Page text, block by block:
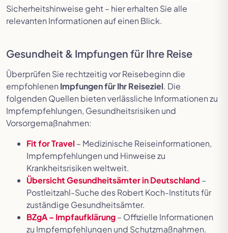
Sicherheitshinweise geht – hier erhalten Sie alle
relevanten Informationen auf einen Blick.
Gesundheit & Impfungen für Ihre Reise
Überprüfen Sie rechtzeitig vor Reisebeginn die
empfohlenen Impfungen für Ihr Reiseziel. Die
folgenden Quellen bieten verlässliche Informationen zu
Impfempfehlungen, Gesundheitsrisiken und
Vorsorgemaßnahmen:
Fit for Travel – Medizinische Reiseinformationen,
Impfempfehlungen und Hinweise zu
Krankheitsrisiken weltweit.
Übersicht Gesundheitsämter in Deutschland –
Postleitzahl-Suche des Robert Koch-Instituts für
zuständige Gesundheitsämter.
BZgA – Impfaufklärung– Offizielle Informationen
zu Impfempfehlungen und Schutzmaßnahmen.